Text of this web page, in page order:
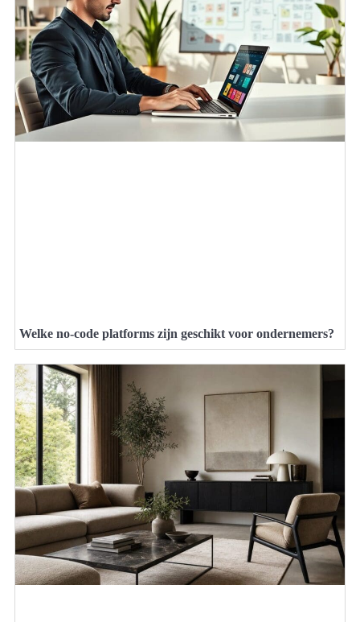
Welke no-code platforms zijn geschikt voor ondernemers?